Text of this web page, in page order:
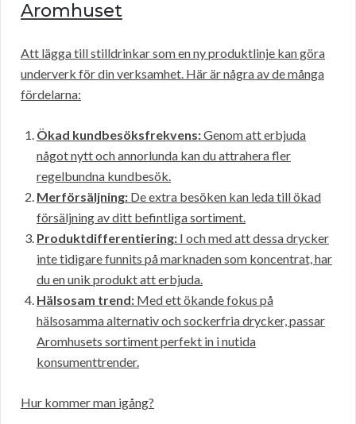
Aromhuset
Att lägga till stilldrinkar som en ny produktlinje kan göra
underverk för din verksamhet. Här är några av de många
fördelarna:
Ökad kundbesöksfrekvens:Genom att erbjuda
något nytt och annorlunda kan du attrahera fler
regelbundna kundbesök.
Merförsäljning: De extra besöken kan leda till ökad
försäljning av ditt befintliga sortiment.
Produktdifferentiering: I och med att dessa drycker
inte tidigare funnits på marknaden som koncentrat, har
du en unik produkt att erbjuda.
Hälsosam trend: Med ett ökande fokus på
hälsosamma alternativ och sockerfria drycker, passar
Aromhusets sortiment perfekt in i nutida
konsumenttrender.
Hur kommer man igång?